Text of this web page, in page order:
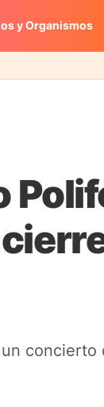
y Organismos
concierto